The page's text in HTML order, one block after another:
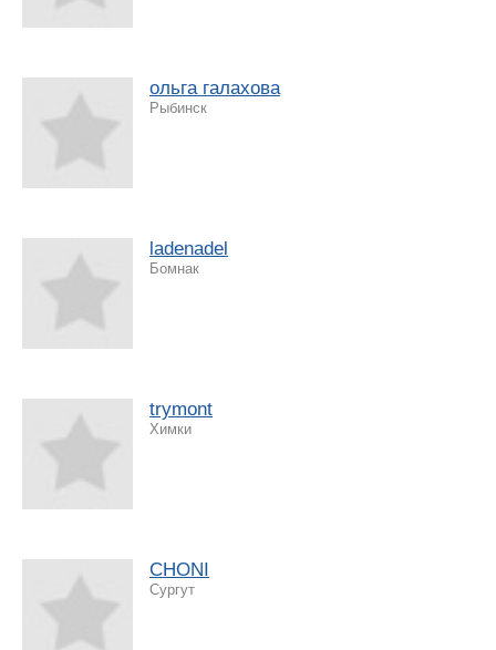
ольга галахова
Рыбинск
ladenadel
Бомнак
trymont
Химки
CHONI
Сургут